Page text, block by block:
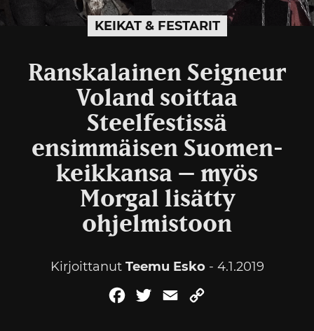
KEIKAT & FESTARIT
Ranskalainen Seigneur
Voland soittaa
Steelfestissä
ensimmäisen Suomen-
keikkansa – myös
Morgal lisätty
ohjelmistoon
Kirjoittanut Teemu Esko- 4.1.2019
FacebookTwitterEmail